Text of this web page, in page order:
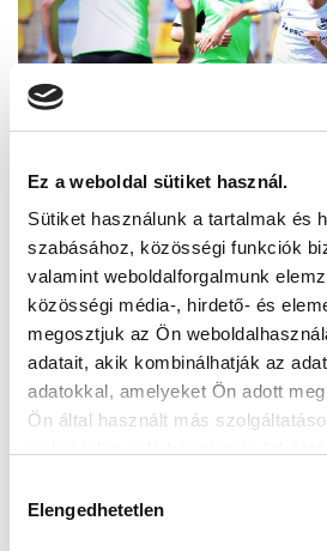
Ez a weboldal sütiket használ.
Sütiket használunk a tartalmak és
szabásához, közösségi funkciók
valamint weboldalforgalmunk
közösségi média-, hirdető- és
megosztjuk az Ön
adatait, akik kombinálhatják az
adatokkal, amelyeket Ön adott
Ön által használt más
kiválasztása
Elengedhetetlen